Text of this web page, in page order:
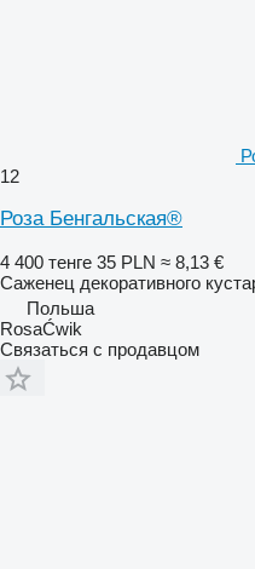
12
Роза Бенгальская®
4 400 тенге 35 PLN ≈ 8,13 €
Саженец декоративного
Польша
RosaĆwik
Связаться с продавцом